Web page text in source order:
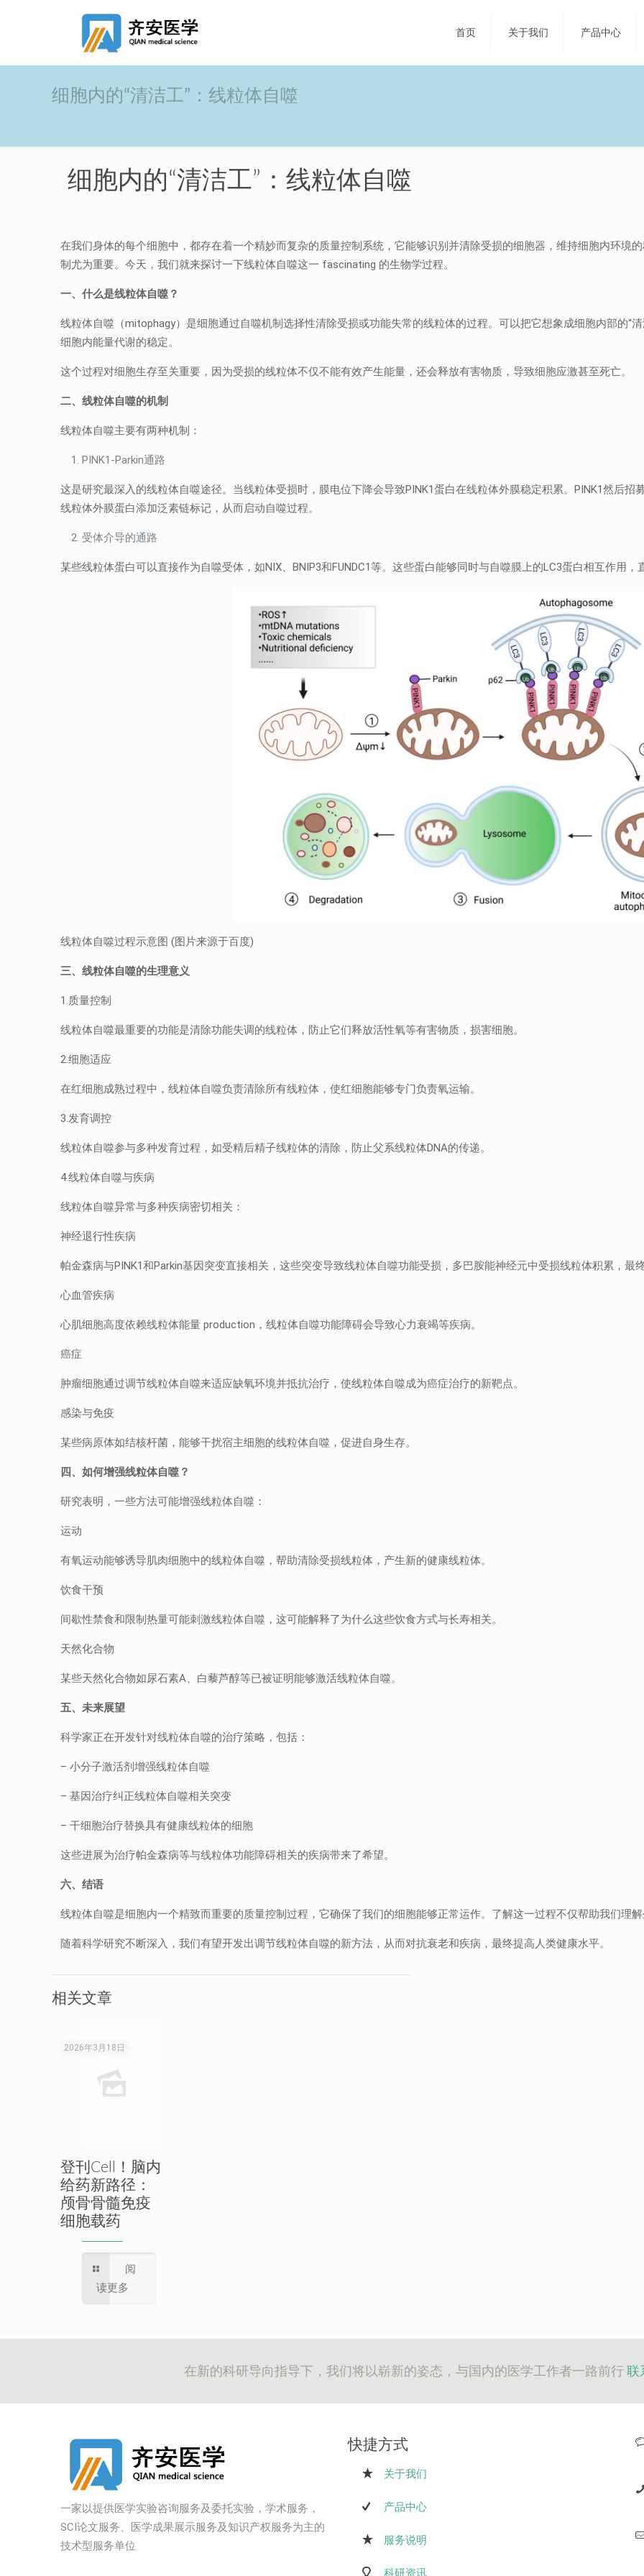
首页 关于我们 产品中心
细胞内的“清洁工”：线粒体自噬
细胞内的“清洁工”：线粒体自噬
在我们身体的每个细胞中，都存在着一个精妙而复杂的质量控制系统，它能够识别并清除受损的细胞器，维持细胞内环境
制尤为重要。今天，我们就来探讨一下线粒体自噬这一 fascinating 的生物学过程。
一、 什么是线粒体自噬？
线粒体自噬（mitophagy）是细胞通过自噬机制选择性清除受损或功能失常的线粒体的过程。可以把它想象成细胞内部的“
细胞内能量代谢的稳定。
这个过程对细胞生存至关重要，因为受损的线粒体不仅不能有效产生能量，还会释放有害物质，导致细胞应激甚至死亡。
二、 线粒体自噬的机制
线粒体自噬主要有两种机制：
PINK1-Parkin通路
这是研究最深入的线粒体自噬途径。当线粒体受损时，膜电位下降会导致PINK1蛋白在线粒体外膜稳定积累。PINK1然后招
线粒体外膜蛋白添加泛素链标记，从而启动自噬过程。
受体介导的通路
某些线粒体蛋白可以直接作为自噬受体，如NIX、BNIP3和FUNDC1等。这些蛋白能够同时与自噬膜上的LC3蛋白相互作用，
线粒体自噬过程示意图 (图片来源于百度)
三、 线粒体自噬的生理意义
1.质量控制
线粒体自噬最重要的功能是清除功能失调的线粒体，防止它们释放活性氧等有害物质，损害细胞。
2.细胞适应
在红细胞成熟过程中，线粒体自噬负责清除所有线粒体，使红细胞能够专门负责氧运输。
3.发育调控
线粒体自噬参与多种发育过程，如受精后精子线粒体的清除，防止父系线粒体DNA的传递。
4.线粒体自噬与疾病
线粒体自噬异常与多种疾病密切相关：
神经退行性疾病
帕金森病与PINK1和Parkin基因突变直接相关，这些突变导致线粒体自噬功能受损，多巴胺能神经元中受损线粒体积累，最
心血管疾病
心肌细胞高度依赖线粒体能量 production，线粒体自噬功能障碍会导致心力衰竭等疾病。
癌症
肿瘤细胞通过调节线粒体自噬来适应缺氧环境并抵抗治疗，使线粒体自噬成为癌症治疗的新靶点。
感染与免疫
某些病原体如结核杆菌，能够干扰宿主细胞的线粒体自噬，促进自身生存。
四、 如何增强线粒体自噬？
研究表明，一些方法可能增强线粒体自噬：
运动
有氧运动能够诱导肌肉细胞中的线粒体自噬，帮助清除受损线粒体，产生新的健康线粒体。
饮食干预
间歇性禁食和限制热量可能刺激线粒体自噬，这可能解释了为什么这些饮食方式与长寿相关。
天然化合物
某些天然化合物如尿石素A、白藜芦醇等已被证明能够激活线粒体自噬。
五、 未来展望
科学家正在开发针对线粒体自噬的治疗策略，包括：
– 小分子激活剂增强线粒体自噬
– 基因治疗纠正线粒体自噬相关突变
– 干细胞治疗替换具有健康线粒体的细胞
这些进展为治疗帕金森病等与线粒体功能障碍相关的疾病带来了希望。
六、 结语
线粒体自噬是细胞内一个精致而重要的质量控制过程，它确保了我们的细胞能够正常运作。了解这一过程不仅帮助我们理
随着科学研究不断深入，我们有望开发出调节线粒体自噬的新方法，从而对抗衰老和疾病，最终提高人类健康水平。
相关文章
2026年3月18日
登刊Cell！脑内
给药新路径：
颅骨骨髓免疫
细胞载药
阅
读更多
在新的科研导向指导下，我们将以崭新的姿态，与国内的医学工作者一路前行联
一家以提供医学实验咨询服务及委托实验，学术服务，
SCI论文服务、医学成果展示服务及知识产权服务为主的
技术型服务单位
快捷方式
关于我们
产品中心
服务说明
科研资讯